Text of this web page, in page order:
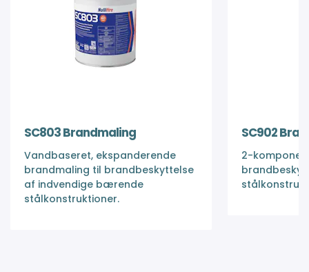
SC803 Brandmaling
Vandbaseret, ekspanderende
brandmaling til brandbeskyttelse
af indvendige bærende
stålkonstruktioner.
SC902
2-